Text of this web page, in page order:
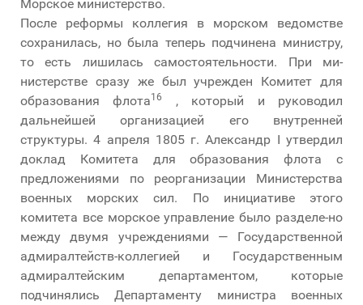
Морское министерство.
После реформы коллегия в морском ведомстве
сохранилась, но была теперь подчинена министру,
то есть лишилась самостоятельности. При ми-
нистерстве сразу же был учрежден Комитет для
образования флота16
, который и руководил
дальнейшей организацией его внутренней
структуры. 4 апреля 1805 г. Александр I утвердил
доклад Комитета для образования флота с
предложениями по реорганизации Министерства
военных морских сил. По инициативе этого
комитета все морское управление было разделе-но
между двумя учреждениями — Государственной
адмиралтейств-коллегией и Государственным
адмиралтейским департаментом, которые
подчинялись Департаменту министра военных